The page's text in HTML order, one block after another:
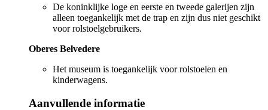
De koninklijke loge en eerste en tweede galerijen zijn
alleen toegankelijk met de trap en zijn dus niet geschikt
voor rolstoelgebruikers.
Oberes Belvedere
Het museum is toegankelijk voor rolstoelen en
kinderwagens.
Aanvullende informatie